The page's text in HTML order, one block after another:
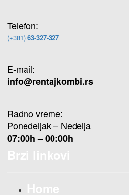
Telefon:
(+381) 63-327-327
E-mail:
info@rentajkombi.rs
Radno vreme:
Ponedeljak – Nedelja
07:00h – 00:00h